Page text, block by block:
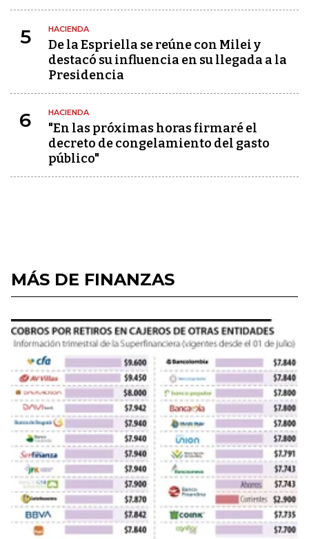
5 HACIENDA
De la Espriella se reúne con Milei y
destacó su influencia en su llegada a la
Presidencia
6 HACIENDA
"En las próximas horas firmaré el
decreto de congelamiento del gasto
público"
MÁS DE FINANZAS